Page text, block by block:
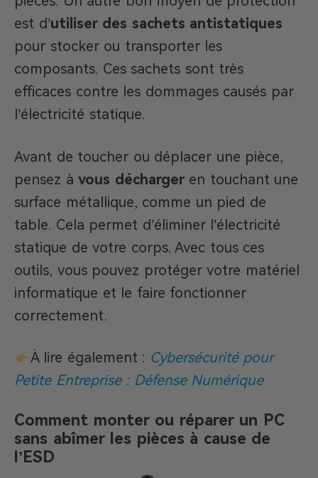
est d’utiliser des sachets antistatiques
pour stocker ou transporter les
composants. Ces sachets sont très
efficaces contre les dommages causés par
l’électricité statique.
Avant de toucher ou déplacer une pièce,
pensez à vous déchargeren touchant une
surface métallique, comme un pied de
table. Cela permet d’éliminer l’électricité
statique de votre corps. Avec tous ces
outils, vous pouvez protéger votre matériel
informatique et le faire fonctionner
correctement.
À lire également : Cybersécurité pour
Petite Entreprise : Défense Numérique
Comment monter ou réparer un PC
sans abîmer les pièces à cause de
l’ESD